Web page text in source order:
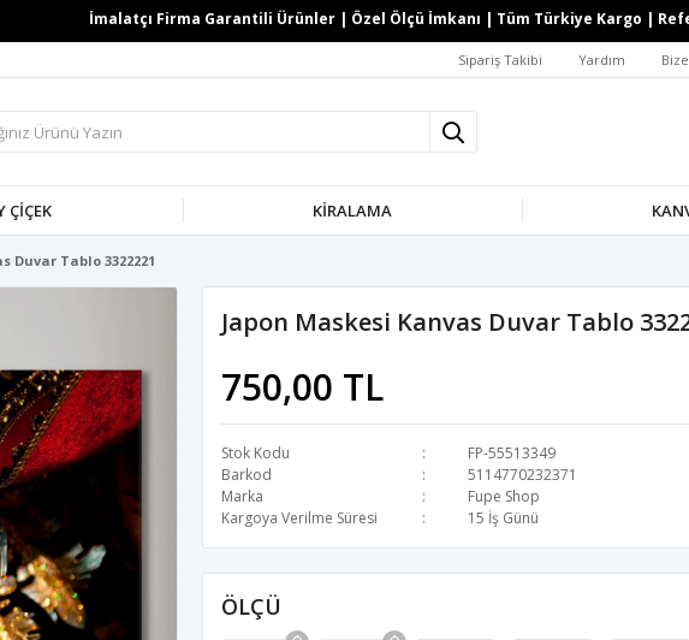
İmalatçı Firma Garantili Ürünler | Özel Ölçü İmkanı | Tüm Türkiye Kargo |
Sipariş Takibi Yardım
ÇİÇEK KİRALAMA
Duvar Tablo 3322221
Japon Maskesi Kanvas Duvar Tablo
750,00 TL
Stok Kodu
FP-55513349
Barkod
5114770232371
Marka
Fupe Shop
Kargoya Verilme Süresi
15 İş Günü
ÖLÇÜ